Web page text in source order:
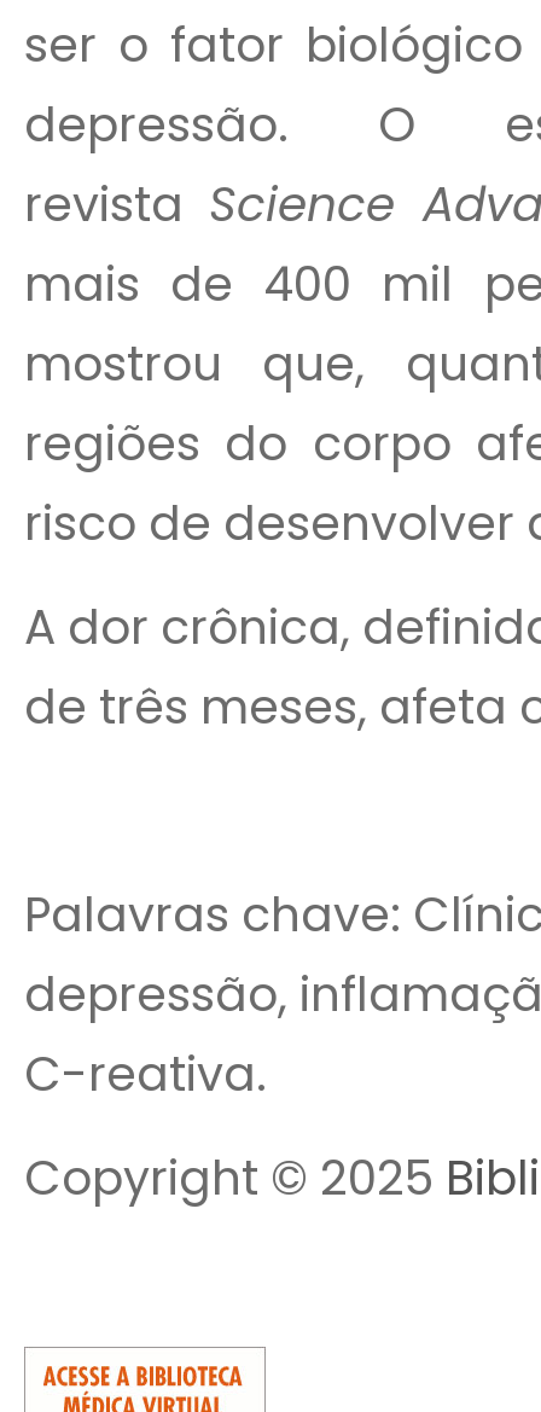
ser o fator
depressão. O
revista Science
mais de 400 mil
mostrou que,
regiões do corpo
risco de desenvolver
A dor crônica,
de três meses, afeta
Palavras chave:
depressão,
C-reativa.
Copyright © 2025